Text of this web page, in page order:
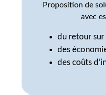
Proposition de
avec
du retour sur
des
des coûts